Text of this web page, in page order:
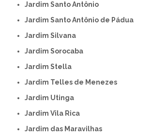
Jardim Santo Antônio
Jardim Santo Antônio de Pádua
Jardim Silvana
Jardim Sorocaba
Jardim Stella
Jardim Telles de Menezes
Jardim Utinga
Jardim Vila Rica
Jardim das Maravilhas